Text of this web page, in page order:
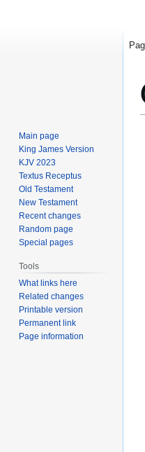
Main page
King James Version
KJV 2023
Textus Receptus
Old Testament
New Testament
Recent changes
Random page
Special pages
Tools
What links here
Related changes
Printable version
Permanent link
Page information